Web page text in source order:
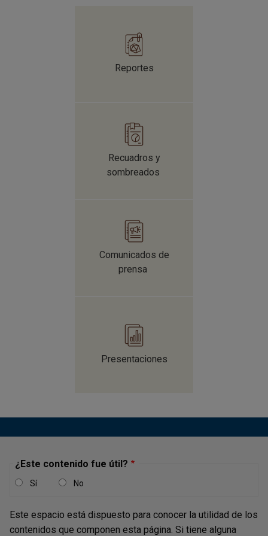
Reportes
Recuadros y
sombreados
Comunicados de
prensa
Presentaciones
¿Este contenido fue útil?
Sí No
Este espacio está dispuesto para conocer la utilidad de los
contenidos que componen esta página. Si tiene alguna